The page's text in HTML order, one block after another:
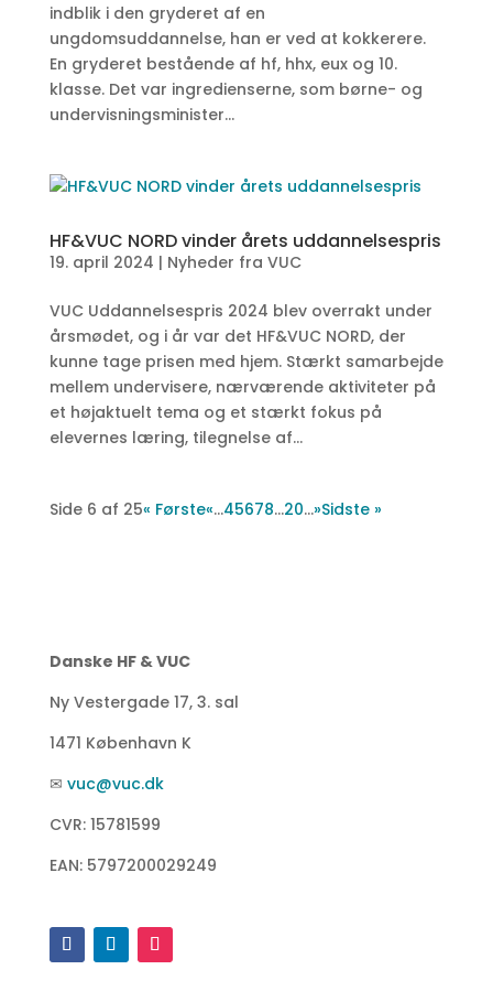
indblik i den gryderet af en
ungdomsuddannelse, han er ved at kokkerere.
En gryderet bestående af hf, hhx, eux og 10.
klasse. Det var ingredienserne, som børne- og
undervisningsminister...
HF&VUC NORD vinder årets uddannelsespris
19. april 2024 | Nyheder fra VUC
VUC Uddannelsespris 2024 blev overrakt under
årsmødet, og i år var det HF&VUC NORD, der
kunne tage prisen med hjem. Stærkt samarbejde
mellem undervisere, nærværende aktiviteter på
et højaktuelt tema og et stærkt fokus på
elevernes læring, tilegnelse af...
Side 6 af 25« Første«...45678...20...»Sidste »
Danske HF & VUC
Ny Vestergade 17, 3. sal
1471 København K
✉ vuc@vuc.dk
CVR: 15781599
EAN: 5797200029249